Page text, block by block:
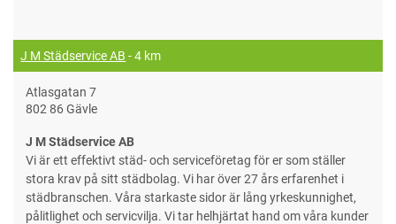
J M Städservice AB - 4 km
Atlasgatan 7
802 86 Gävle
J M Städservice AB
Vi är ett effektivt städ- och serviceföretag för er som ställer
stora krav på sitt städbolag. Vi har över 27 års erfarenhet i
städbranschen. Våra starkaste sidor är lång yrkeskunnighet,
pålitlighet och servicvilja. Vi tar helhjärtat hand om våra kunder